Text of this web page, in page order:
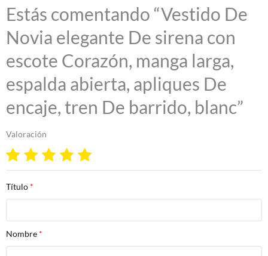
Estás comentando “Vestido De
Novia elegante De sirena con
escote Corazón, manga larga,
espalda abierta, apliques De
encaje, tren De barrido, blanc”
Valoración
Título
Nombre